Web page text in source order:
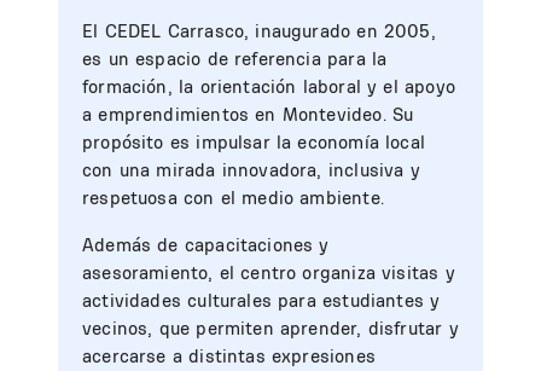
El CEDEL Carrasco, inaugurado en 2005,
es un espacio de referencia para la
formación, la orientación laboral y el apoyo
a emprendimientos en Montevideo. Su
propósito es impulsar la economía local
con una mirada innovadora, inclusiva y
respetuosa con el medio ambiente.
Además de capacitaciones y
asesoramiento, el centro organiza visitas y
actividades culturales para estudiantes y
vecinos, que permiten aprender, disfrutar y
acercarse a distintas expresiones